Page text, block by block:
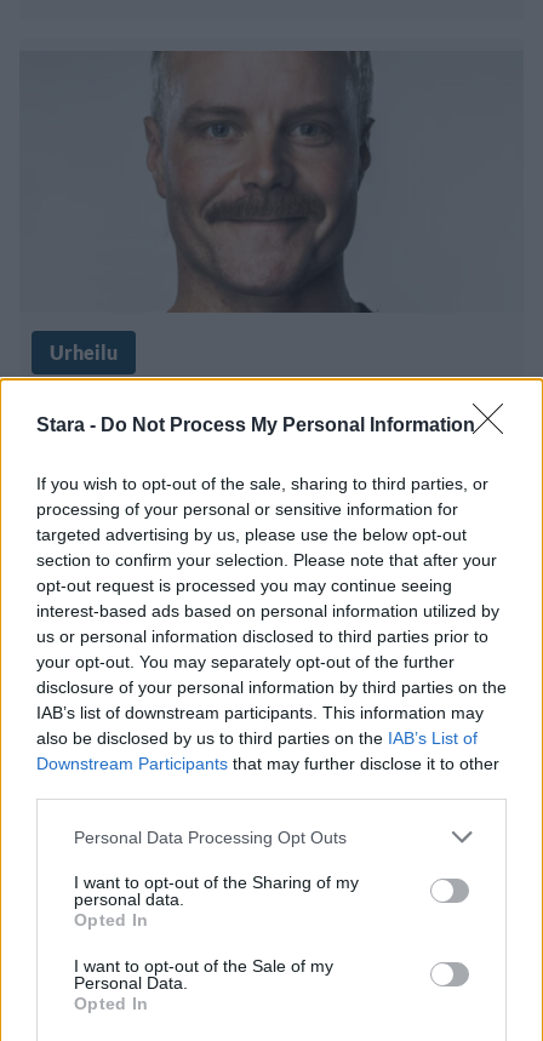
Stara - Do Not Process My Personal Information
If you wish to opt-out of the sale, sharing to third parties, or
processing of your personal or sensitive information for
targeted advertising by us, please use the below opt-out
section to confirm your selection. Please note that after your
opt-out request is processed you may continue seeing
interest-based ads based on personal information utilized by
us or personal information disclosed to third parties prior to
your opt-out. You may separately opt-out of the further
disclosure of your personal information by third parties on the
IAB’s list of downstream participants. This information may
also be disclosed by us to third parties on the IAB’s List of
Downstream Participants that may further disclose it to other
Personal Data Processing Opt Outs
I want to opt-out of the Sharing of my
personal data.
Opted In
I want to opt-out of the Sale of my
Personal Data.
Opted In
Urheilu
Formula 1 -kausi alkaa – Valtteri
Bottas palaa ratin taakse
Viihdeuutiset
17.2.2026, 16:45